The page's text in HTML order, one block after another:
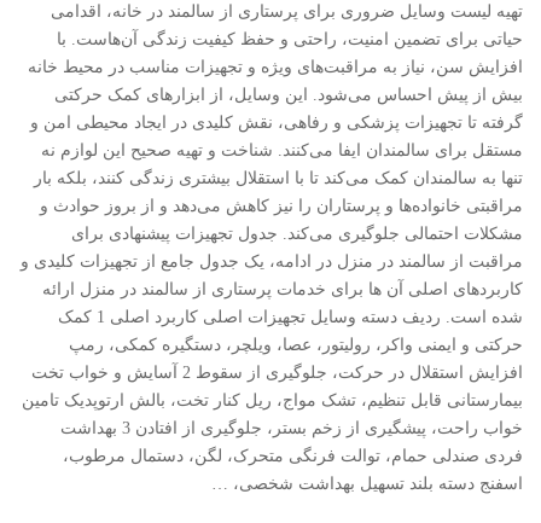
تهیه لیست وسایل ضروری برای پرستاری از سالمند در خانه، اقدامی
حیاتی برای تضمین امنیت، راحتی و حفظ کیفیت زندگی آن‌هاست. با
افزایش سن، نیاز به مراقبت‌های ویژه و تجهیزات مناسب در محیط خانه
بیش از پیش احساس می‌شود. این وسایل، از ابزارهای کمک حرکتی
گرفته تا تجهیزات پزشکی و رفاهی، نقش کلیدی در ایجاد محیطی امن و
مستقل برای سالمندان ایفا می‌کنند. شناخت و تهیه صحیح این لوازم نه
تنها به سالمندان کمک می‌کند تا با استقلال بیشتری زندگی کنند، بلکه بار
مراقبتی خانواده‌ها و پرستاران را نیز کاهش می‌دهد و از بروز حوادث و
مشکلات احتمالی جلوگیری می‌کند. جدول تجهیزات پیشنهادی برای
مراقبت از سالمند در منزل در ادامه، یک جدول جامع از تجهیزات کلیدی و
کاربردهای اصلی آن ها برای خدمات پرستاری از سالمند در منزل ارائه
شده است. ردیف دسته وسایل تجهیزات اصلی کاربرد اصلی 1 کمک
حرکتی و ایمنی واکر، رولیتور، عصا، ویلچر، دستگیره کمکی، رمپ
افزایش استقلال در حرکت، جلوگیری از سقوط 2 آسایش و خواب تخت
بیمارستانی قابل تنظیم، تشک مواج، ریل کنار تخت، بالش ارتوپدیک تامین
خواب راحت، پیشگیری از زخم بستر، جلوگیری از افتادن 3 بهداشت
فردی صندلی حمام، توالت فرنگی متحرک، لگن، دستمال مرطوب،
اسفنج دسته بلند تسهیل بهداشت شخصی، …